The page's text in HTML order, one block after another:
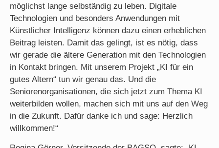
möglichst lange selbständig zu leben. Digitale
Technologien und besonders Anwendungen mit
Künstlicher Intelligenz können dazu einen erheblichen
Beitrag leisten. Damit das gelingt, ist es nötig, dass
wir gerade die ältere Generation mit den Technologien
in Kontakt bringen. Mit unserem Projekt „KI für ein
gutes Altern“ tun wir genau das. Und die
Seniorenorganisationen, die sich jetzt zum Thema KI
weiterbilden wollen, machen sich mit uns auf den Weg
in die Zukunft. Dafür danke ich und sage: Herzlich
willkommen!“